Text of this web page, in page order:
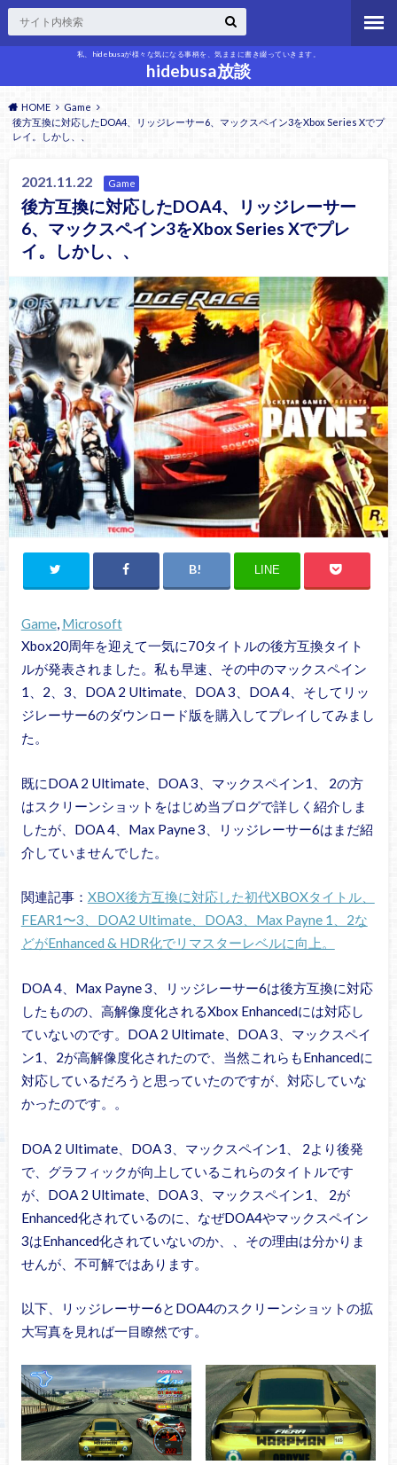
私、hidebusaが様々な気になる事柄を、気ままに書き綴っていきます。
hidebusa放談
HOME
Game
後方互換に対応したDOA4、リッジレーサー6、マックスペイン3をXbox Series Xでプ
レイ。しかし、、
2021.11.22 Game
後方互換に対応したDOA4、リッジレーサー
6、マックスペイン3をXbox Series Xでプレ
イ。しかし、、
LINE
Game, Microsoft
Xbox20周年を迎えて一気に70タイトルの後方互換タイト
ルが発表されました。私も早速、その中のマックスペイン
1、2、3、DOA 2 Ultimate、DOA 3、DOA 4、そしてリッ
ジレーサー6のダウンロード版を購入してプレイしてみまし
た。
既にDOA 2 Ultimate、DOA 3、マックスペイン1、 2の方
はスクリーンショットをはじめ当ブログで詳しく紹介しま
したが、DOA 4、Max Payne 3、リッジレーサー6はまだ紹
介していませんでした。
関連記事： XBOX後方互換に対応した初代XBOXタイトル、
FEAR1〜3、DOA2 Ultimate、DOA3、Max Payne 1、2な
どがEnhanced & HDR化でリマスターレベルに向上。
DOA 4、Max Payne 3、リッジレーサー6は後方互換に対応
したものの、高解像度化されるXbox Enhancedには対応し
ていないのです。DOA 2 Ultimate、DOA 3、マックスペイ
ン1、2が高解像度化されたので、当然これらもEnhancedに
対応しているだろうと思っていたのですが、対応していな
かったのです。。
DOA 2 Ultimate、DOA 3、マックスペイン1、 2より後発
で、グラフィックが向上しているこれらのタイトルです
が、DOA 2 Ultimate、DOA 3、マックスペイン1、 2が
Enhanced化されているのに、なぜDOA4やマックスペイン
3はEnhanced化されていないのか、、その理由は分かりま
せんが、不可解ではあります。
以下、リッジレーサー6とDOA4のスクリーンショットの拡
大写真を見れば一目瞭然です。